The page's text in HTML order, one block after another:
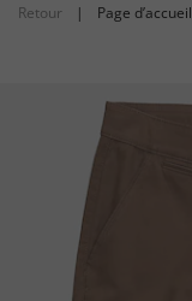
Retour | Page d’accueil